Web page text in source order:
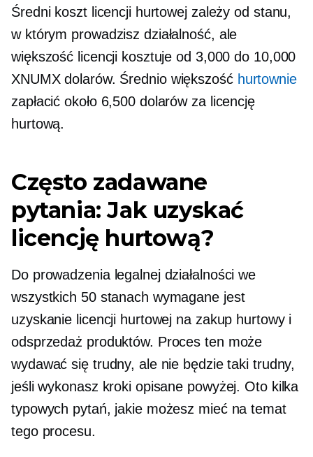
Średni koszt licencji hurtowej zależy od stanu,
w którym prowadzisz działalność, ale
większość licencji kosztuje od 3,000 do 10,000
XNUMX dolarów. Średnio większość hurtownie
zapłacić około 6,500 dolarów za licencję
hurtową.
Często zadawane
pytania: Jak uzyskać
licencję hurtową?
Do prowadzenia legalnej działalności we
wszystkich 50 stanach wymagane jest
uzyskanie licencji hurtowej na zakup hurtowy i
odsprzedaż produktów. Proces ten może
wydawać się trudny, ale nie będzie taki trudny,
jeśli wykonasz kroki opisane powyżej. Oto kilka
typowych pytań, jakie możesz mieć na temat
tego procesu.